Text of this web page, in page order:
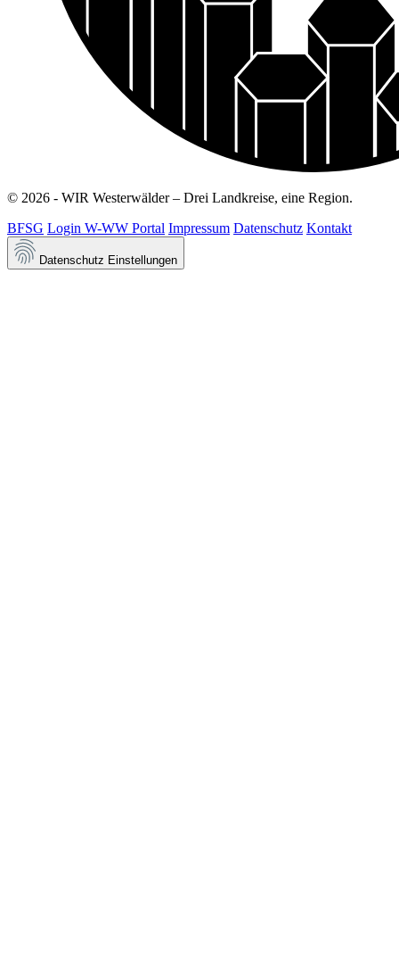
© 2026 - WIR Westerwälder – Drei Landkreise, eine Region.
BFSG Login W-WW Portal Impressum Datenschutz Kontakt
Datenschutz Einstellungen